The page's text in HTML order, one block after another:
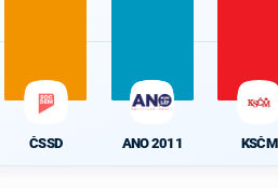
ČSSD ANO 2011 KSČM